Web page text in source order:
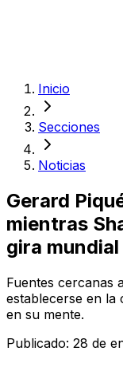
Inicio
Secciones
Noticias
Gerard
mientras
gira mundial
Fuentes cercanas
establecerse en la
en su mente.
Publicado: 28 de